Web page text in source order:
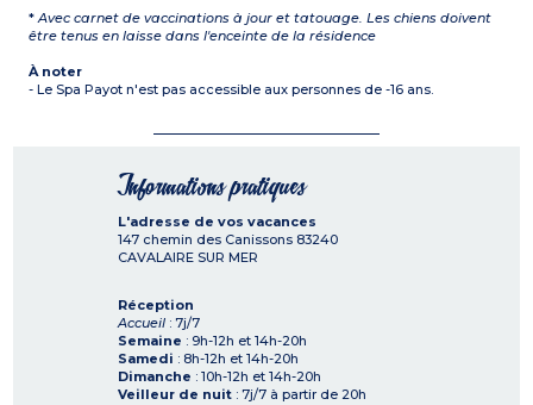
*Avec carnet de vaccinations à jour et tatouage. Les chiens doivent
être tenus en laisse dans l'enceinte de la résidence
À noter
- Le Spa Payot n'est pas accessible aux personnes de -16 ans.
Informations pratiques
L'adresse de vos vacances
147 chemin des Canissons 83240
CAVALAIRE SUR MER
Réception
Accueil : 7j/7
Semaine : 9h-12h et 14h-20h
Samedi : 8h-12h et 14h-20h
Dimanche : 10h-12h et 14h-20h
Veilleur de nuit : 7j/7 à partir de 20h